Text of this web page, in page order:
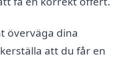
överväga dina
att du får en